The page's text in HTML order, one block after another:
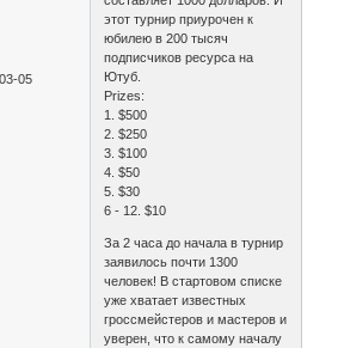
05
этот турнир приурочен к
юбилею в 200 тысяч
подписчиков ресурса на
Ютуб.
Prizes:
1. $500
2. $250
3. $100
4. $50
5. $30
6 - 12. $10
За 2 часа до начала в турнир
заявилось почти 1300
человек! В стартовом списке
уже хватает известных
гроссмейстеров и мастеров и
уверен, что к самому началу